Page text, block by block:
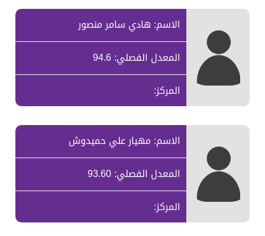
الاسم: هادي سامر منصور
المعدل الفصلي: 94.6
المركز:
الاسم: مهيار علي حميدوش
المعدل الفصلي: 93.60
المركز: